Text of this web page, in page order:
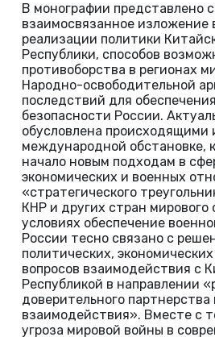
В монографии представлено
взаимосвязанное изложение
реализации политики
Республики, способов
противоборства в регионах
Народно-освободительной
последствий для
безопасности России.
обусловлена происходящими
международной обстановке,
начало новым подходам в
экономических и военных
«стратегического
КНР и других стран мирового
условиях обеспечение
России тесно связано с
политических,
вопросов взаимодействия с
Республикой в направлении
доверительного партнерства
взаимодействия». Вместе с
угроза мировой войны в